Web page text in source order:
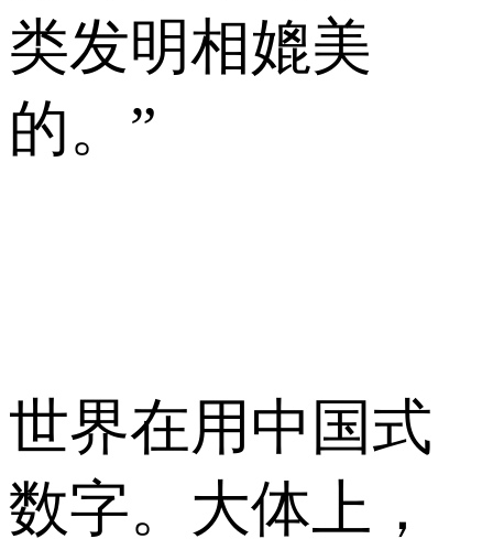
类发明相媲美
的。”
世界在用中国式
数字。大体上，